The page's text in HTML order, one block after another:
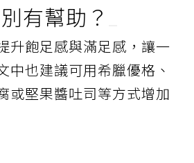
有幫助？
升飽足感與滿足感，讓一
中也建議可用希臘優格、
或堅果醬吐司等方式增加